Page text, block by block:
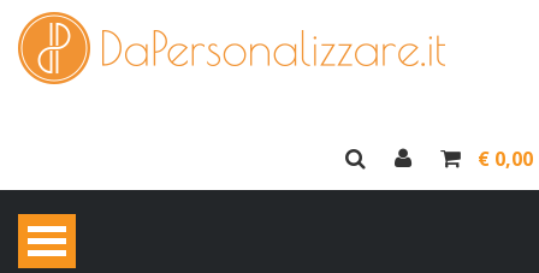
€ 0,00